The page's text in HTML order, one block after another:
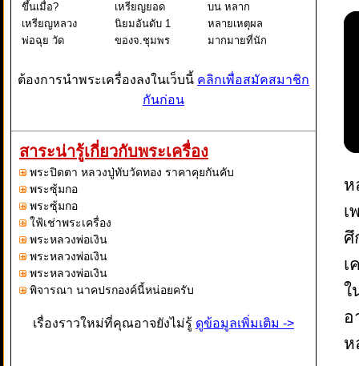
ขึ้นเมื่อ?
เหรียญหลวง
พ่อฉุย วัด
แรก ปี 2465
ฉุย สุขภิกขุ
วัดคงคาราม
จ.เพชรบุรี
"หลวงพ
เหรียญยอด
นิยมอันดับ 1
ของจ.ชุมพร
เป็นเหรียญที่มี
เก๊ออกมานาน
มากแล้ว
ความนิยมสูง
เป็นสิบปี
เหรียญรุ่นปี
บน หลาก
หลายเหตุผล
มากมายที่นัก
เครื่องต้องการ
หลวงปู่ทิม
อย่างเดียวแน
ต้องการนำพระเครื่องลงในเว็บนี้ คลิกเพื่อสมัคสมาชิก
กันก่อน
สาระน่ารู้เกี่ยวกับพระเครื่อง
พระปิดตา หลวงปู่ทับวัดทอง ราคาคุยกันคับ
พระซุ้มกอ
พระซุ้มกอ
ใฟ้เช่าพระเครื่อง
พระหลวงพ่อเงิน
พระหลวงพ่อเงิน
พระหลวงพ่อเงิน
พิจารณา นาคปรกองค์นี้หน่อยครับ
เรื่องราวใหม่ที่คุณอาจยังไม่รู้ ดูข้อมูลเพิ่มเติม ->
ห
เ
ศึ
เ
ใ
อ
ห